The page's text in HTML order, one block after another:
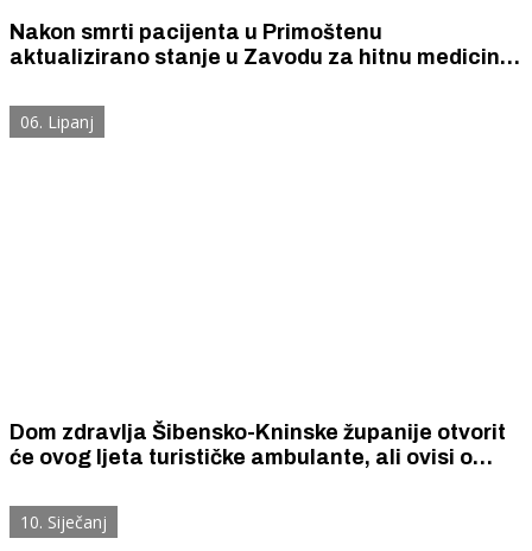
Nakon smrti pacijenta u Primoštenu
aktualizirano stanje u Zavodu za hitnu medicinu
06. Lipanj
Dom zdravlja Šibensko-Kninske županije otvorit
će ovog ljeta turističke ambulante, ali ovisi o
10. Siječanj